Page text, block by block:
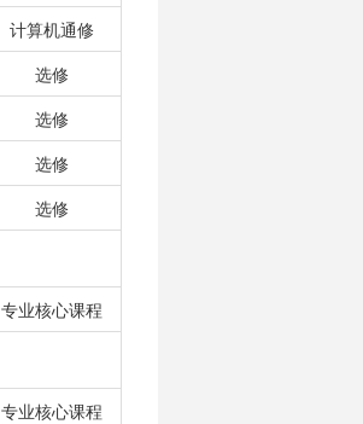
计算机通修
选修
选修
选修
选修
专业核心课程
专业核心课程